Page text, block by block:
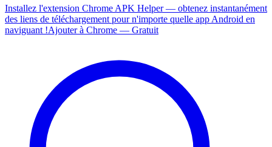
Installez l'extension Chrome APK Helper — obtenez instantanément
des liens de téléchargement pour n'importe quelle app Android en
naviguant !Ajouter à Chrome — Gratuit